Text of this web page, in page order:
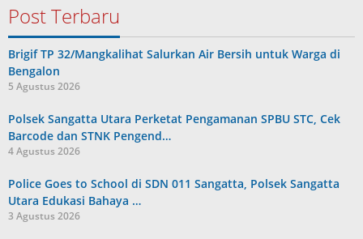
Post Terbaru
Brigif TP 32/Mangkalihat Salurkan Air Bersih untuk Warga di
Bengalon
5 Agustus 2026
Polsek Sangatta Utara Perketat Pengamanan SPBU STC, Cek
Barcode dan STNK Pengend…
4 Agustus 2026
Police Goes to School di SDN 011 Sangatta, Polsek Sangatta
Utara Edukasi Bahaya …
3 Agustus 2026